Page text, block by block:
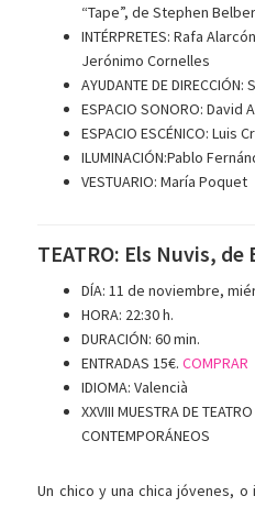
“Tape”, de Stephen
INTÉRPRETES:Rafa
Jerónimo Cornelles
AYUDANTE DE DIRECCIÓN:
ESPACIO SONORO:David
ESPACIO ESCÉNICO:Luis
ILUMINACIÓN:Pablo
VESTUARIO:María Poquet
TEATRO: Els Nuvis, de
DÍA: 11 de noviembre,
HORA: 22:30 h.
DURACIÓN: 60 min.
ENTRADAS 15€.COMPRAR
IDIOMA: Valencià
XXVIII MUESTRA DE
CONTEMPORÁNEOS
Un chico y una chica jóvenes,